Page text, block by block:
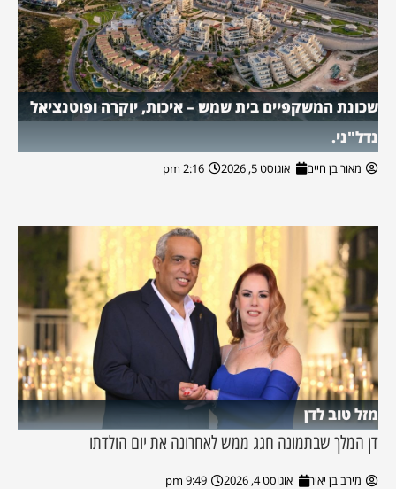
שכונת המשקפיים בית שמש – איכות, יוקרה ופוטנציאל
נדל"ני.
מאור בן חיים אוגוסט 5, 2026 2:16 pm
מזל טוב לדן
דן המלך שבתמונה חגג ממש לאחרונה את יום הולדתו
מירב בן יאיר אוגוסט 4, 2026 9:49 pm